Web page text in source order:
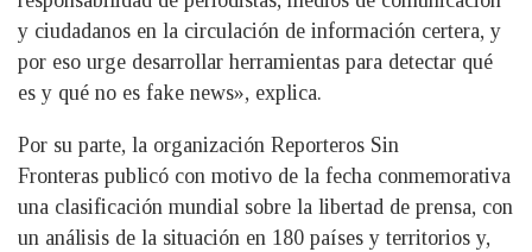
y ciudadanos en la circulación de información certera, y
por eso urge desarrollar herramientas para detectar qué
es y qué no es fake news», explica.
Por su parte, la organización Reporteros Sin
Fronteras publicó con motivo de la fecha conmemorativa
una clasificación mundial sobre la libertad de prensa, con
un análisis de la situación en 180 países y territorios y,